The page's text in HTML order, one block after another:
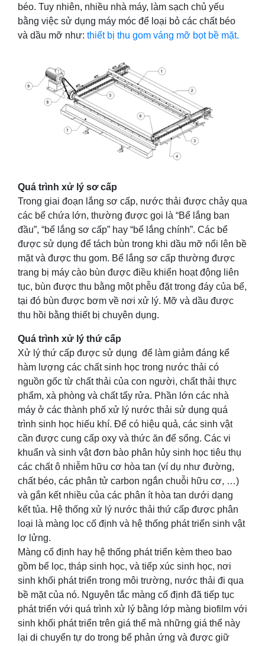
béo. Tuy nhiên, nhiều nhà máy, làm sạch chủ yếu
bằng việc sử dụng máy móc để loại bỏ các chất béo
và dầu mỡ như: thiết bị thu gom váng mỡ bọt bề mặt.
Quá trình xử lý sơ cấp
Trong giai đoạn lắng sơ cấp, nước thải được chảy qua
các bể chứa lớn, thường được gọi là “Bể lắng ban
đầu”, “bể lắng sơ cấp” hay “bể lắng chính”. Các bể
được sử dụng để tách bùn trong khi dầu mỡ nổi lên bề
mặt và được thu gom. Bể lắng sơ cấp thường được
trang bị máy cào bùn được điều khiển hoạt động liên
tục, bùn được thu bằng một phễu đặt trong đáy của bể,
tại đó bùn được bơm về nơi xử lý. Mỡ và dầu được
thu hồi bằng thiết bị chuyên dụng.
Quá trình xử lý thứ cấp
Xử lý thứ cấp được sử dụng để làm giảm đáng kể
hàm lượng các chất sinh học trong nước thải có
nguồn gốc từ chất thải của con người, chất thải thực
phẩm, xà phòng và chất tẩy rửa. Phần lớn các nhà
máy ở các thành phố xử lý nước thải sử dụng quá
trình sinh học hiếu khí. Để có hiệu quả, các sinh vật
cần được cung cấp oxy và thức ăn để sống. Các vi
khuẩn và sinh vật đơn bào phân hủy sinh học tiêu thụ
các chất ô nhiễm hữu cơ hòa tan (ví dụ như đường,
chất béo, các phân tử carbon ngắn chuỗi hữu cơ, …)
và gắn kết nhiều của các phân ít hòa tan dưới dạng
kết tủa. Hệ thống xử lý nước thải thứ cấp được phân
loại là màng lọc cố định và hệ thống phát triển sinh vật
lơ lửng.
Màng cố định hay hệ thống phát triển kèm theo bao
gồm bể lọc, tháp sinh học, và tiếp xúc sinh học, nơi
sinh khối phát triển trong môi trường, nước thải đi qua
bề mặt của nó. Nguyên tắc màng cố định đã tiếp tục
phát triển với quá trình xử lý bằng lớp màng biofilm với
sinh khối phát triển trên giá thể mà những giá thể này
lại di chuyển tự do trong bể phản ứng và được giữ